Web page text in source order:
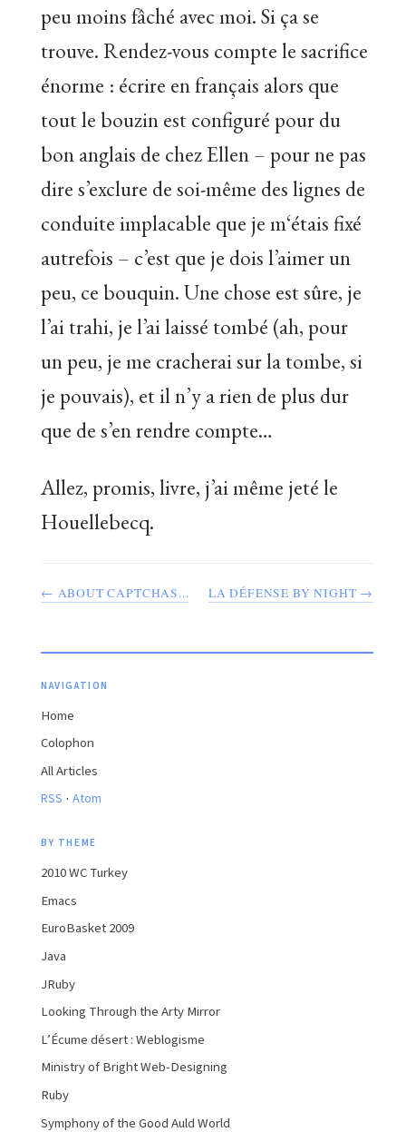
peu moins fâché avec moi. Si ça se
trouve. Rendez-vous compte le sacrifice
énorme : écrire en français alors que
tout le bouzin est configuré pour du
bon anglais de chez Ellen – pour ne pas
dire s’exclure de soi-même des lignes de
conduite implacable que je m‘étais fixé
autrefois – c’est que je dois l’aimer un
peu, ce bouquin. Une chose est sûre, je
l’ai trahi, je l’ai laissé tombé (ah, pour
un peu, je me cracherai sur la tombe, si
je pouvais), et il n’y a rien de plus dur
que de s’en rendre compte…
Allez, promis, livre, j’ai même jeté le
Houellebecq.
← ABOUT CAPTCHAS... LA DÉFENSE BY NIGHT →
NAVIGATION
Home
Colophon
All Articles
RSS · Atom
BY THEME
2010 WC Turkey
Emacs
EuroBasket 2009
Java
JRuby
Looking Through the Arty Mirror
L’Écume désert : Weblogisme
Ministry of Bright Web-Designing
Ruby
Symphony of the Good Auld World